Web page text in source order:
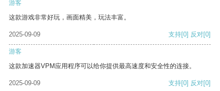
游客
这款游戏非常好玩，画面精美，玩法丰富。
2025-09-09 支持[0] 反对[0]
游客
这款加速器VPM应用程序可以给你提供最高速度和安全性的连接。
2025-09-09 支持[0] 反对[0]